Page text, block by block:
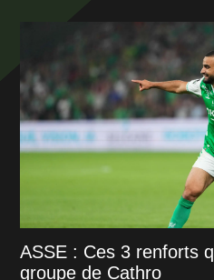
ASSE : Ces 3 renforts
groupe de Cathro